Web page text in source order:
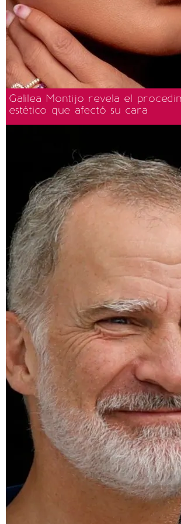
Galilea Montijo revela el
estético que afectó su cara